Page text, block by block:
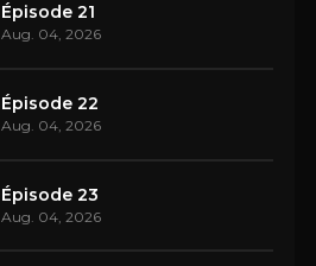
Épisode 21
Aug. 04, 2026
Épisode 22
Aug. 04, 2026
Épisode 23
Aug. 04, 2026